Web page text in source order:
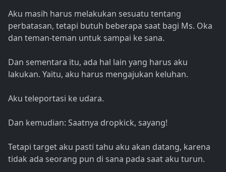
Aku masih harus melakukan sesuatu tentang
perbatasan, tetapi butuh beberapa saat bagi Ms. Oka
dan teman-teman untuk sampai ke sana.
Dan sementara itu, ada hal lain yang harus aku
lakukan. Yaitu, aku harus mengajukan keluhan.
Aku teleportasi ke udara.
Dan kemudian: Saatnya dropkick, sayang!
Tetapi target aku pasti tahu aku akan datang, karena
tidak ada seorang pun di sana pada saat aku turun.